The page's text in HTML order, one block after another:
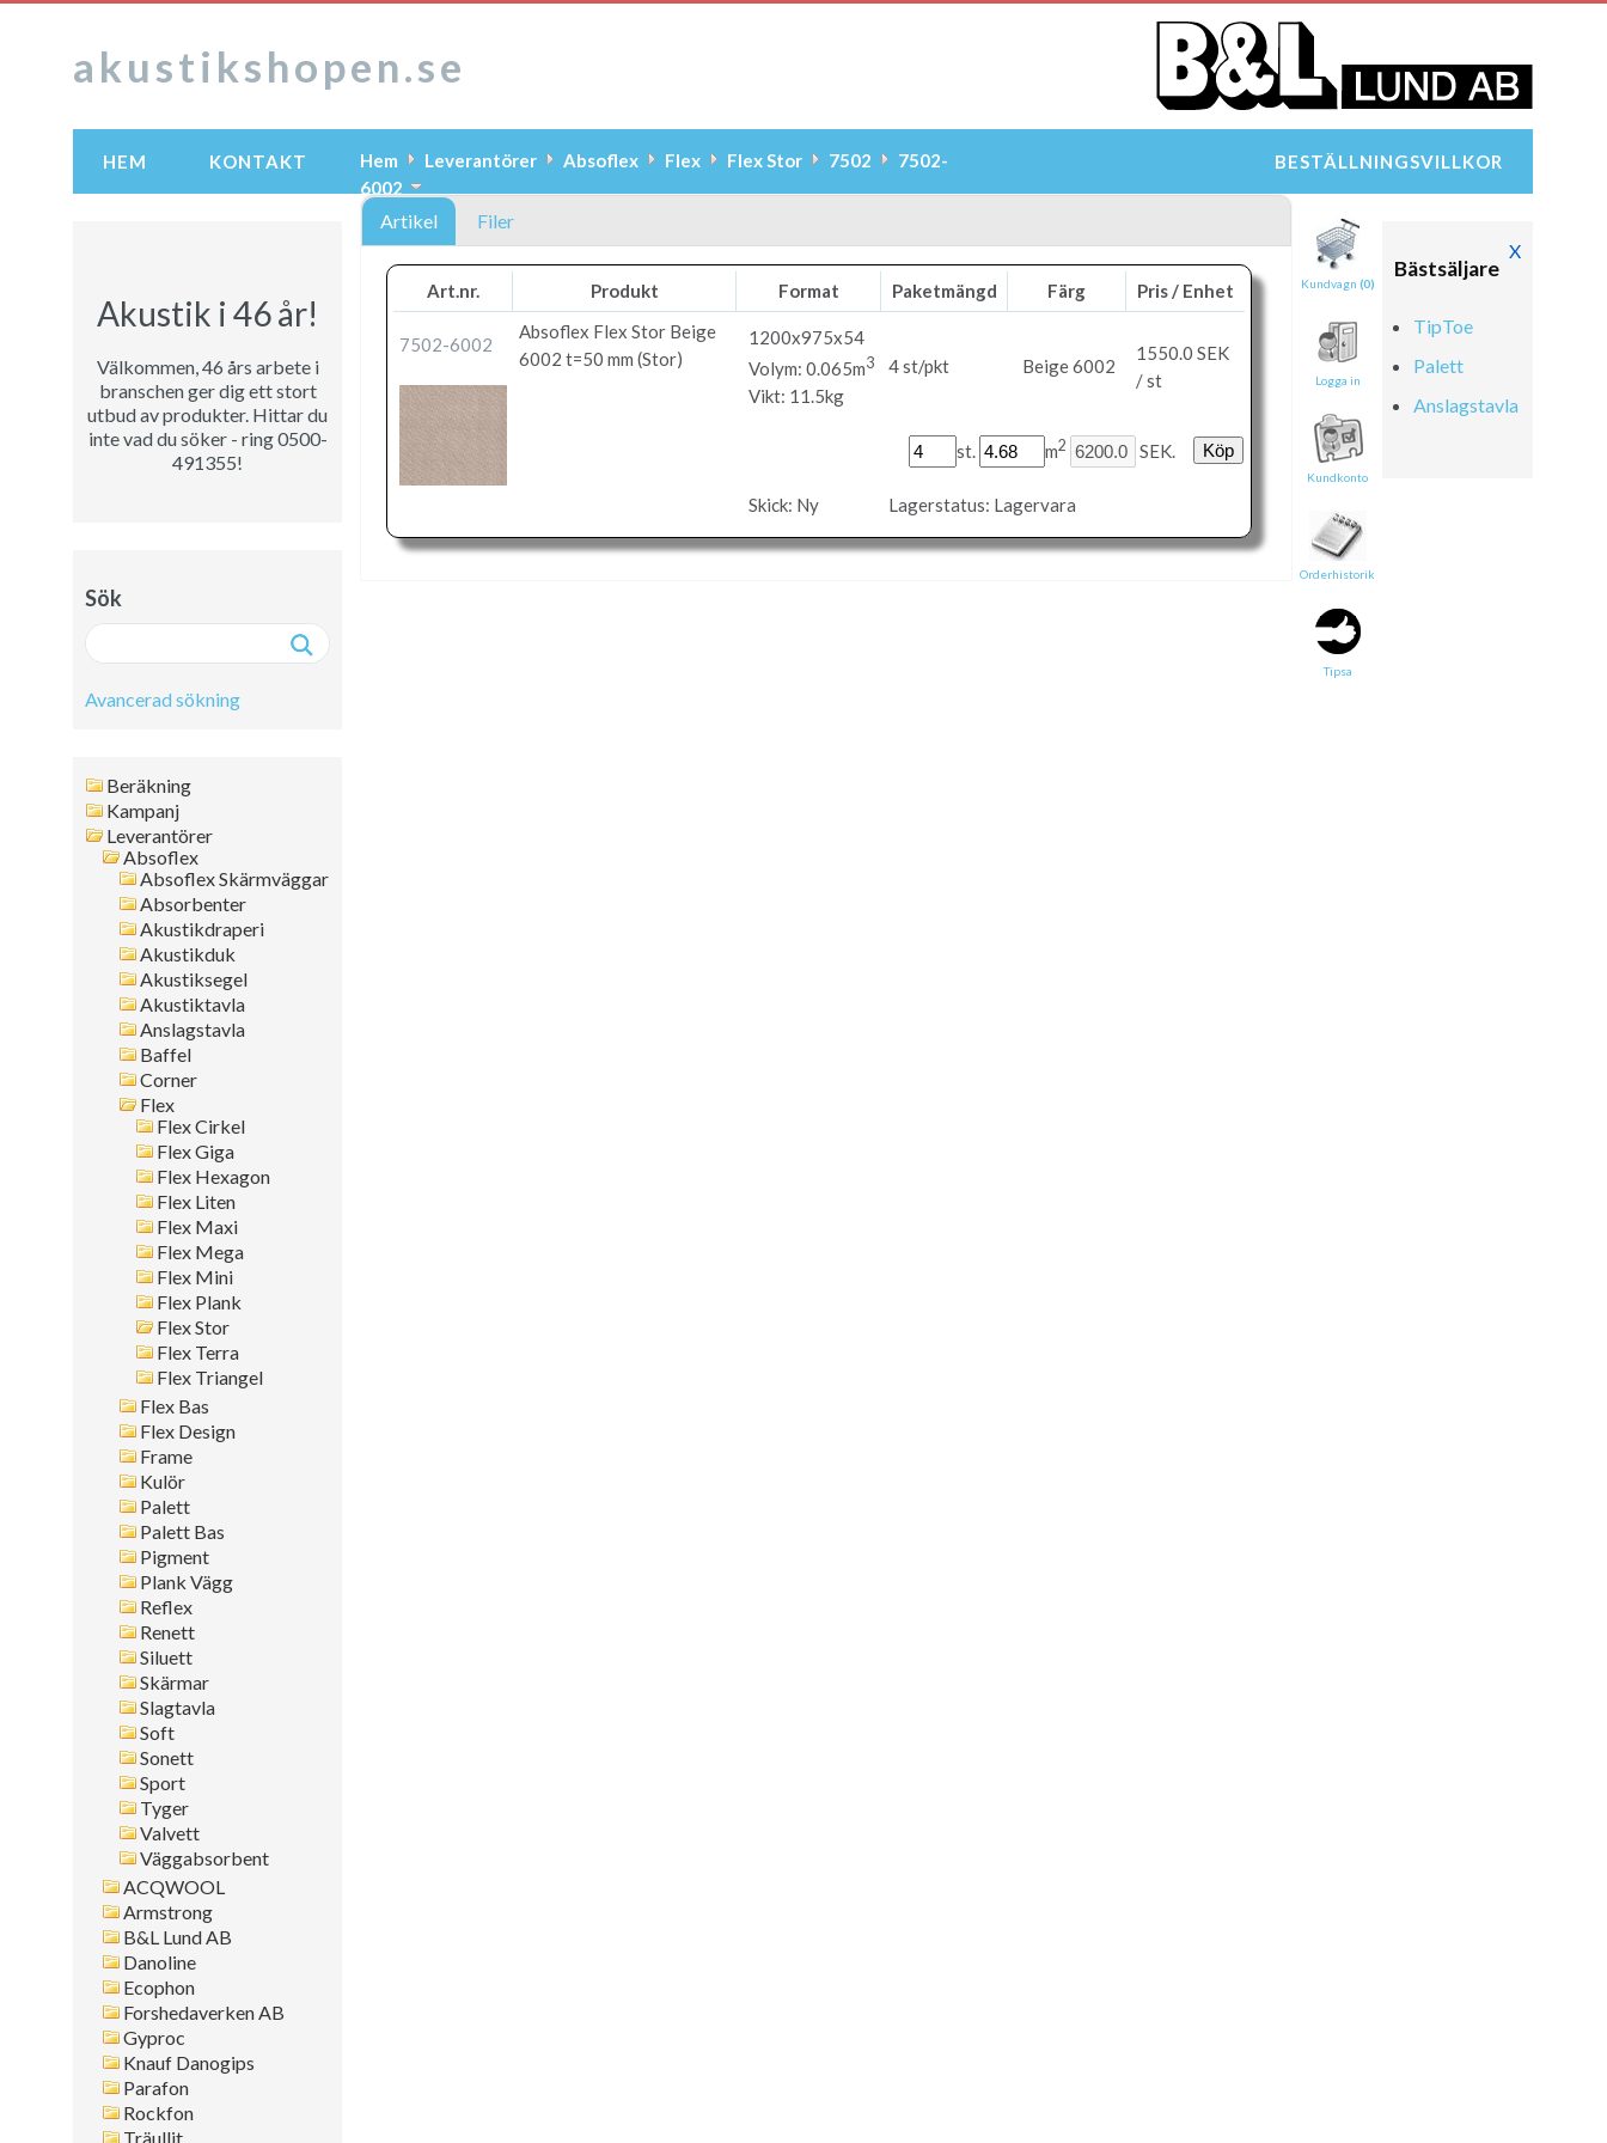
akustikshopen.se
HEM KONTAKT BESTÄLLNINGSVILLKOR
Akustik i 46 år!
Välkommen, 46 års arbete i
branschen ger dig ett stort
utbud av produkter. Hittar du
inte vad du söker - ring 0500-
491355!
Sök
Avancerad sökning
Fritext
Artikelnr
Namn
Leverantör
Format
Tjocklek
Artikelgrupp
Kanttyp
Placering
Montagesätt
Sök i allt
Beräkning
Kampanj
Leverantörer
Absoflex
Absoflex Skärmväggar
Absorbenter
Akustikdraperi
Akustikduk
Akustiksegel
Akustiktavla
Anslagstavla
Baffel
Corner
Flex
Flex Cirkel
Flex Giga
Flex Hexagon
Flex Liten
Flex Maxi
Flex Mega
Flex Mini
Flex Plank
Flex Stor
Flex Terra
Flex Triangel
Flex Bas
Flex Design
Frame
Kulör
Palett
Palett Bas
Pigment
Plank Vägg
Reflex
Renett
Siluett
Skärmar
Slagtavla
Soft
Sonett
Sport
Tyger
Valvett
Väggabsorbent
ACQWOOL
Armstrong
B&L Lund AB
Danoline
Ecophon
Forshedaverken AB
Gyproc
Knauf Danogips
Parafon
Rockfon
Träullit
Hem Leverantörer Absoflex Flex Flex Stor 7502
7502-
6002
Artikel Filer
Art.nr. Produkt Format Paketmängd Färg Pris / Enhet
7502-6002
Absoflex Flex Stor Beige
6002 t=50 mm (Stor)
1200x975x54
Volym: 0.065m3
Vikt: 11.5kg
4 st/pkt Beige 6002
1550.0 SEK
/ st
st. m2 SEK.
Skick: Ny Lagerstatus: Lagervara
Kundvagn (0)
Logga in
Kundkonto
Orderhistorik
Tipsa
Bästsäljare
X
TipToe
Palett
Anslagstavla